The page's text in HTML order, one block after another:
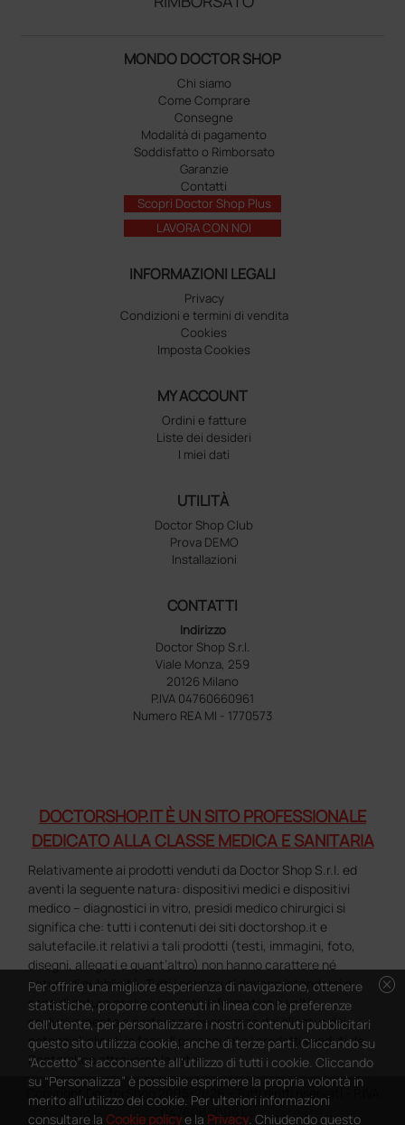
MONDO DOCTOR SHOP
Chi siamo
Come Comprare
Consegne
Modalità di pagamento
Soddisfatto o Rimborsato
Garanzie
Contatti
Scopri Doctor Shop Plus
LAVORA CON NOI
INFORMAZIONI LEGALI
Privacy
Condizioni e termini di vendita
Cookies
Imposta Cookies
MY ACCOUNT
Ordini e fatture
Liste dei desideri
I miei dati
UTILITÀ
Doctor Shop Club
Prova DEMO
Installazioni
CONTATTI
Indirizzo
Doctor Shop S.r.l.
Viale Monza, 259
20126 Milano
P.IVA 04760660961
Numero REA MI - 1770573
DOCTORSHOP.IT È UN SITO PROFESSIONALE
DEDICATO ALLA CLASSE MEDICA E SANITARIA
Relativamente ai prodotti venduti da Doctor Shop S.r.l. ed
aventi la seguente natura: dispositivi medici e dispositivi
medico – diagnostici in vitro, presidi medico chirurgici si
significa che: tutti i contenuti dei siti doctorshop.it e
salutefacile.it relativi a tali prodotti (testi, immagini, foto,
disegni, allegati e quant’altro) non hanno carattere né
natura di pubblicità. Tutti i contenuti devono intendersi e
sono di natura esclusivamente informativa e volti
esclusivamente a portare a conoscenza dei clienti e dei
potenziali clienti in fase di preacquisto i prodotti venduti da
Doctorshop attraverso la rete.
Copyright DoctorShop 2005-2026 - Tutti diritti riservati - P.IVA
04760660961
cancel
Per offrire una migliore esperienza di navigazione, ottenere
statistiche, proporre contenuti in linea con le preferenze
dell'utente, per personalizzare i nostri contenuti pubblicitari
questo sito utilizza cookie, anche di terze parti. Cliccando su
“Accetto” si acconsente all'utilizzo di tutti i cookie. Cliccando
su “Personalizza” è possibile esprimere la propria volontà in
merito all'utilizzo dei cookie. Per ulteriori informazioni
consultare la Cookie policye la Privacy. Chiudendo questo